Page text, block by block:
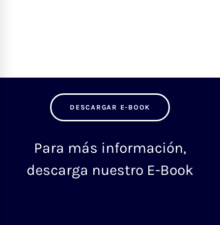
DESCARGAR E-BOOK
Para más información,
descarga nuestro E-Book